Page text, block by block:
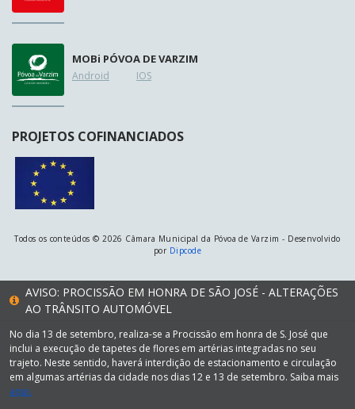
MOBi PÓVOA DE VARZIM
Android IOS
PROJETOS COFINANCIADOS
Todos os conteúdos © 2026 Câmara Municipal da Póvoa de Varzim - Desenvolvido
por Dipcode
AVISO: PROCISSÃO EM HONRA DE SÃO JOSÉ - ALTERAÇÕES
AO TRÂNSITO AUTOMÓVEL
No dia 13 de setembro, realiza-se a Procissão em honra de S. José que
inclui a execução de tapetes de flores em artérias integradas no seu
trajeto. Neste sentido, haverá interdição de estacionamento e circulação
em algumas artérias da cidade nos dias 12 e 13 de setembro. Saiba mais
aqui.